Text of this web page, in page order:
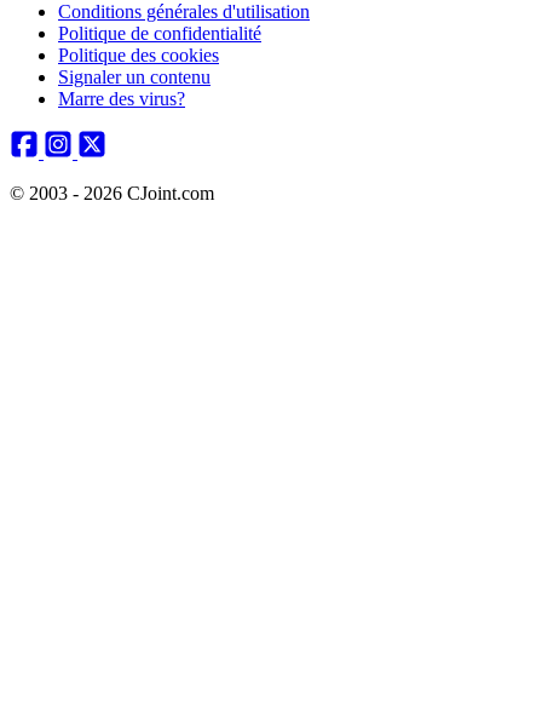
Conditions générales d'utilisation
Politique de confidentialité
Politique des cookies
Signaler un contenu
Marre des virus?
© 2003 - 2026 CJoint.com